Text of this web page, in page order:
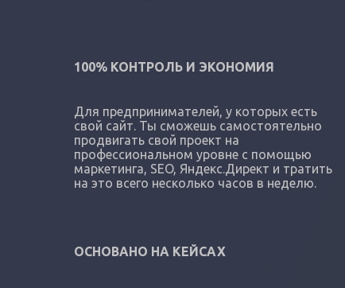
100% КОНТРОЛЬ И ЭКОНОМИЯ
Для предпринимателей, у которых есть
свой сайт. Ты сможешь самостоятельно
продвигать свой проект на
профессиональном уровне с помощью
маркетинга, SEO, Яндекс.Директ и тратить
на это всего несколько часов в неделю.
ОСНОВАНО НА КЕЙСАХ